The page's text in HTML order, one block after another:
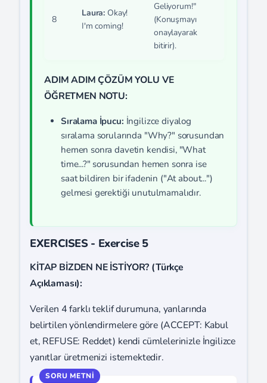
8
Laura: Okay!
I'm coming!
Geliyorum!"
(Konuşmayı
onaylayarak
bitirir).
ADIM ADIM ÇÖZÜM YOLU VE
ÖĞRETMEN NOTU:
Sıralama İpucu: İngilizce diyalog
sıralama sorularında "Why?" sorusundan
hemen sonra davetin kendisi, "What
time...?" sorusundan hemen sonra ise
saat bildiren bir ifadenin ("At about...")
gelmesi gerektiği unutulmamalıdır.
EXERCISES - Exercise 5
KİTAP BİZDEN NE İSTİYOR? (Türkçe
Açıklaması):
Verilen 4 farklı teklif durumuna, yanlarında
belirtilen yönlendirmelere göre (ACCEPT: Kabul
et, REFUSE: Reddet) kendi cümlelerinizle İngilizce
yanıtlar üretmenizi istemektedir.